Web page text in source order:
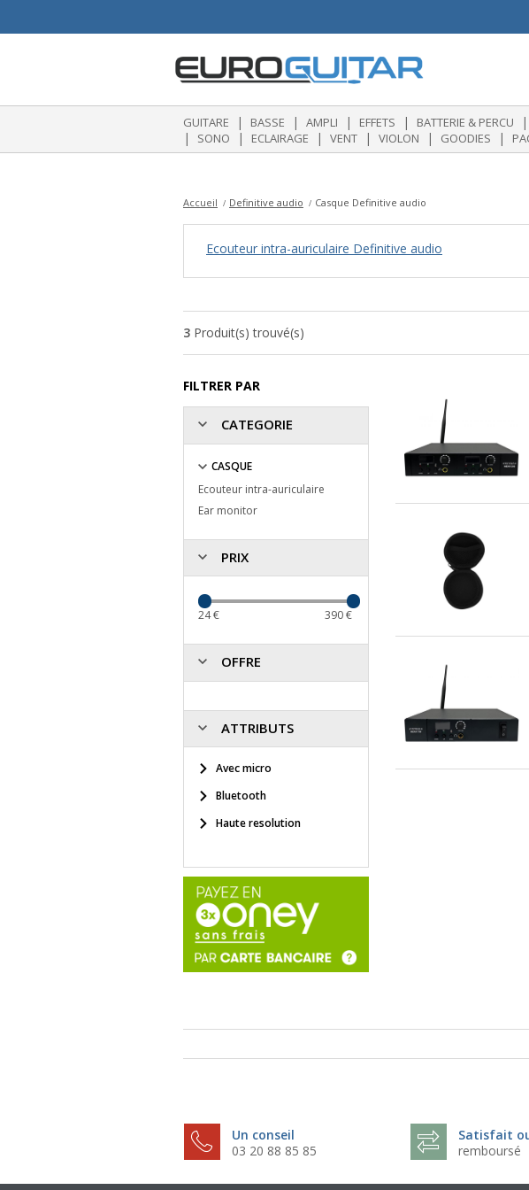
GUITARE | BASSE | AMPLI | EFFETS | BATTERIE & PERCU |
| SONO | ECLAIRAGE | VENT | VIOLON | GOODIES |
Accueil Definitive audio Casque Definitive audio
Ecouteur intra-auriculaire Definitive audio
3 Produit(s) trouvé(s)
FILTRER PAR
CATEGORIE
CASQUE
Ecouteur intra-auriculaire
Ear monitor
PRIX
24€ 390€
OFFRE
ATTRIBUTS
Avec micro
Bluetooth
Haute resolution
Un conseil
03 20 88 85 85
Satisfait
remboursé